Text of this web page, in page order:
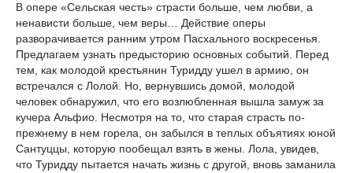
В опере «Сельская честь» страсти больше, чем любви, а
ненависти больше, чем веры… Действие оперы
разворачивается ранним утром Пасхального воскресенья.
Предлагаем узнать предысторию основных событий. Перед
тем, как молодой крестьянин Туридду ушел в армию, он
встречался с Лолой. Но, вернувшись домой, молодой
человек обнаружил, что его возлюбленная вышла замуж за
кучера Альфио. Несмотря на то, что старая страсть по-
прежнему в нем горела, он забылся в теплых объятиях юной
Сантуццы, которую пообещал взять в жены. Лола, увидев,
что Туридду пытается начать жизнь с другой, вновь заманила